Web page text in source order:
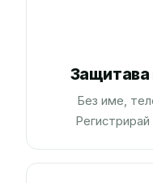
Защитава
Без име,